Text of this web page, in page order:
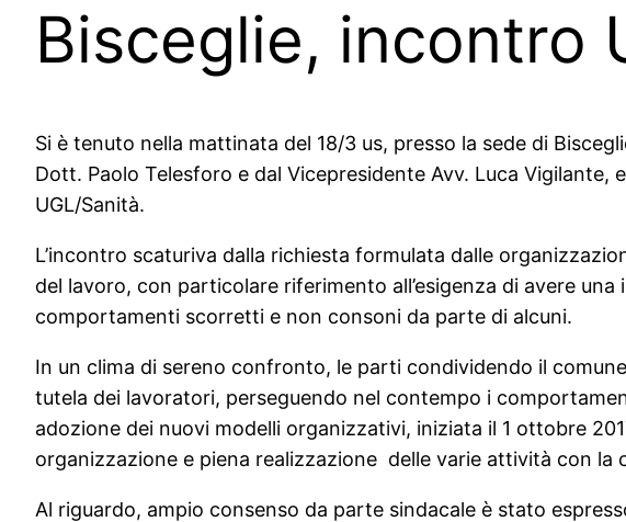
Bisceglie, incontro
Si è tenuto nella mattinata del 18/3 us, presso la sede di
Dott. Paolo Telesforo e dal Vicepresidente Avv. Luca Vigilante,
UGL/Sanità.
L’incontro scaturiva dalla richiesta formulata dalle
del lavoro, con particolare riferimento all’esigenza di avere
comportamenti scorretti e non consoni da parte di alcuni.
In un clima di sereno confronto, le parti condividendo il
tutela dei lavoratori, perseguendo nel contempo i
adozione dei nuovi modelli organizzativi, iniziata il 1 ottobre
organizzazione e piena realizzazione delle varie attività con
Al riguardo, ampio consenso da parte sindacale è stato